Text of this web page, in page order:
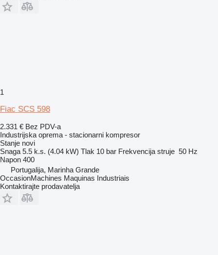
1
Fiac SCS 598
2.331 € Bez PDV-a
Industrijska oprema - stacionarni kompresor
Stanje novi
Snaga 5.5 k.s. (4.04 kW) Tlak 10 bar Frekvencija struje 50 Hz
Napon 400
Portugalija, Marinha Grande
OccasionMachines Maquinas Industriais
Kontaktirajte prodavatelja